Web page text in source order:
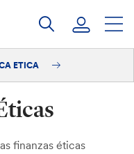
ETICA
finanzas éticas